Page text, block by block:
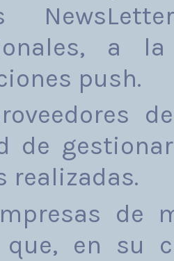
a
push.
de
realizadas.
de
en su